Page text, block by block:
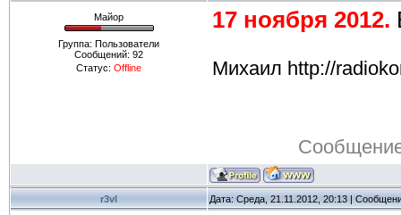
Майор
Группа: Пользователи
Сообщений: 92
Статус: Offline
17 ноября 2012.
Михаил http://
r3vl Дата: Среда, 21.11.2012, 20:13 |